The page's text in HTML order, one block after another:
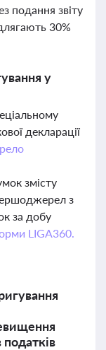
подання звіту
30%
у
декларації
змісту
з
за добу
LIGA360.